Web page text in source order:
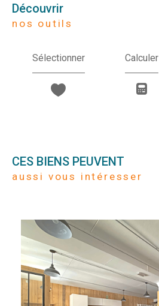
découvrir
nos outils
Sélectionner Calculer
CES BIENS PEUVENT
aussi vous intéresser